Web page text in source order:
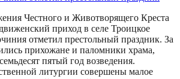
Честного и Животворящего Креста
приход в селе Троицкое
отметил престольный праздник. За
прихожане и паломники храма,
пятый год возведения.
литургии совершены малое